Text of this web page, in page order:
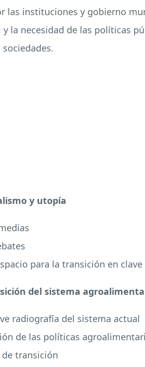
las instituciones y gobierno
la necesidad de las políticas
y utopía
para la transición en
del sistema
radiografía del sistema actual
de las políticas
transición